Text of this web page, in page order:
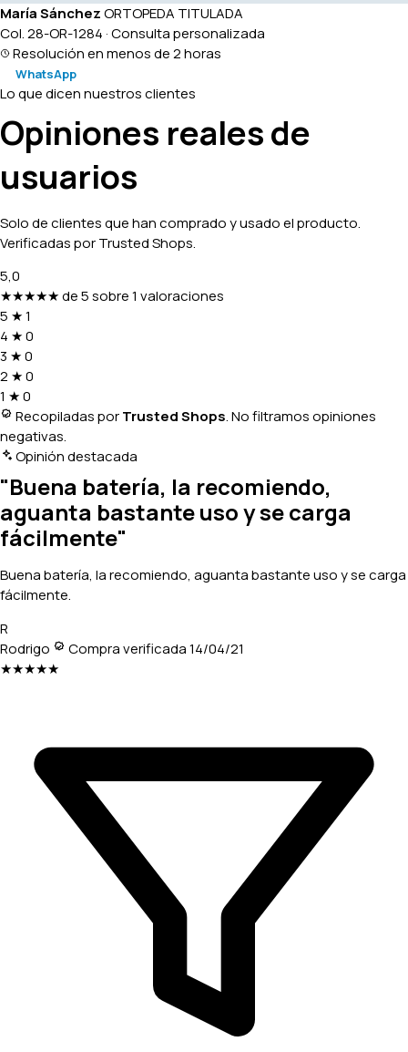
María SánchezORTOPEDA TITULADA
Col. 28-OR-1284 · Consulta personalizada
Resolución en menos de 2 horas
WhatsApp
Lo que dicen nuestros clientes
Opiniones reales de
usuarios
Solo de clientes que han comprado y usado el producto.
Verificadas por Trusted Shops.
5,0
★★★★★de 5 sobre 1 valoraciones
5 ★1
4 ★0
3 ★0
2 ★0
1 ★0
Recopiladas porTrusted Shops. No filtramos opiniones
negativas.
Opinión destacada
"Buena batería, la recomiendo,
aguanta bastante uso y se carga
fácilmente"
Buena batería, la recomiendo, aguanta bastante uso y se carga
fácilmente.
R
Rodrigo
Compra verificada14/04/21
★★★★★